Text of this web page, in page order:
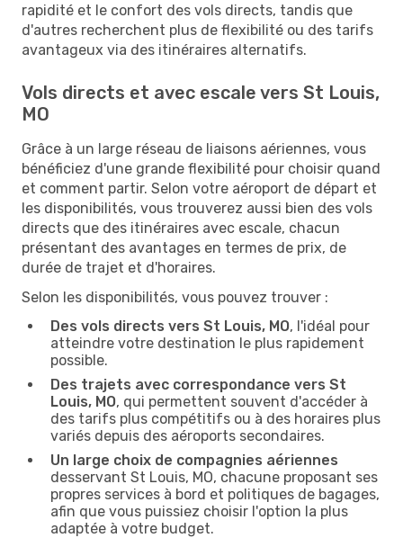
rapidité et le confort des vols directs, tandis que
d'autres recherchent plus de flexibilité ou des tarifs
avantageux via des itinéraires alternatifs.
Vols directs et avec escale vers St Louis,
MO
Grâce à un large réseau de liaisons aériennes, vous
bénéficiez d'une grande flexibilité pour choisir quand
et comment partir. Selon votre aéroport de départ et
les disponibilités, vous trouverez aussi bien des vols
directs que des itinéraires avec escale, chacun
présentant des avantages en termes de prix, de
durée de trajet et d'horaires.
Selon les disponibilités, vous pouvez trouver :
Des vols directs vers St Louis, MO, l'idéal pour
atteindre votre destination le plus rapidement
possible.
Des trajets avec correspondance vers St
Louis, MO, qui permettent souvent d'accéder à
des tarifs plus compétitifs ou à des horaires plus
variés depuis des aéroports secondaires.
Un large choix de compagnies aériennes
desservant St Louis, MO, chacune proposant ses
propres services à bord et politiques de bagages,
afin que vous puissiez choisir l'option la plus
adaptée à votre budget.